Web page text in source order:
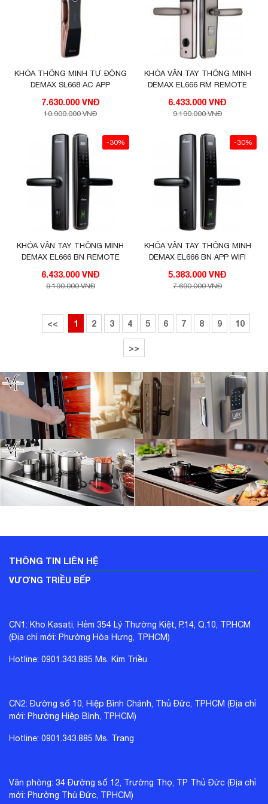
Chức năng
Chức năng thoát hiểm từ bên trong
Cảnh báo đột nhập
Vô hiệu hóa thẻ bị mất
Nhắc nhở pin yếu
Số vân tay: 100
Số thẻ từ: 100
Thẻ từ theo máy: 2
Chìa khóa chống sao chép: 2
Cơ chế đóng mở: Động cơ DC siêu nhỏ
Nhiệt độ làm việc: 20°C -60°C
Độ ẩm tương đối: 15% – 95%
Màu hoàn thiện: Nâu vàng
Bảo hành: 3 năm
HIỆN ĐẠI Ở KHÓA VÂN TAY DEMAX
EL630 GB REMOTE
vẻ ngoài thiết kế đơn giản, sang trọng mà còn ở những
tính năng vượt trội của sản phẩm:
Khóa vân tay Demax EL630 GB REMOTE vận hành
5 phương thức mở khóa thông minh và bảo mật trong
KHÓA THÔNG MINH TỰ ĐỘNG
DEMAX SL668 AC APP
7.630.000 VNĐ
10.900.000 VNĐ
KHÓA VÂN TAY THÔNG MINH
DEMAX EL666 RM REMOTE
6.433.000 VNĐ
9.190.000 VNĐ
-30%
KHÓA VÂN TAY THÔNG MINH
DEMAX EL666 BN REMOTE
6.433.000 VNĐ
9.190.000 VNĐ
-30%
KHÓA VÂN TAY THÔNG MINH
DEMAX EL666 BN APP WIFI
5.383.000 VNĐ
7.690.000 VNĐ
<< 1 2 3 4 5 6 7 8 9 10
>>
THÔNG TIN LIÊN HỆ
VƯƠNG TRIỀU BẾP
CN1: Kho Kasati, Hẻm 354 Lý Thường Kiệt, P.14, Q.10, TP.HCM
(Địa chỉ mới: Phường Hòa Hưng, TPHCM)
Hotline: 0901.343.885 Ms. Kim Triều
CN2: Đường số 10, Hiệp Bình Chánh, Thủ Đức, TPHCM (Địa chỉ
mới: Phường Hiệp Bình, TPHCM)
Hotline: 0901.343.885 Ms. Trang
Văn phòng: 34 Đường số 12, Trường Thọ, TP Thủ Đức (Địa chỉ
mới: Phường Thủ Đức, TPHCM)